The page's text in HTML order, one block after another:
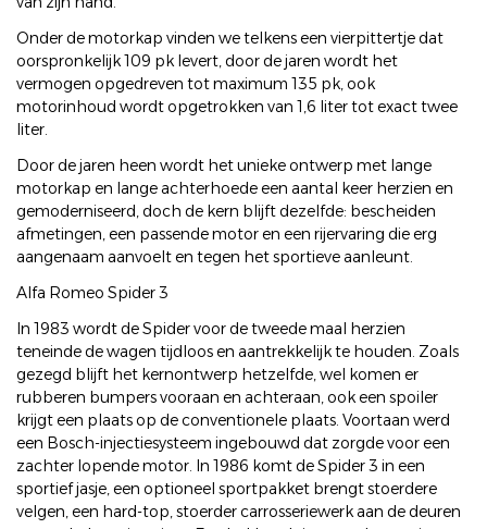
Onder de motorkap vinden we telkens een vierpittertje dat
oorspronkelijk 109 pk levert, door de jaren wordt het
vermogen opgedreven tot maximum 135 pk, ook
motorinhoud wordt opgetrokken van 1,6 liter tot exact twee
liter.
Door de jaren heen wordt het unieke ontwerp met lange
motorkap en lange achterhoede een aantal keer herzien en
gemoderniseerd, doch de kern blijft dezelfde: bescheiden
afmetingen, een passende motor en een rijervaring die erg
aangenaam aanvoelt en tegen het sportieve aanleunt.
Alfa Romeo Spider 3
In 1983 wordt de Spider voor de tweede maal herzien
teneinde de wagen tijdloos en aantrekkelijk te houden. Zoals
gezegd blijft het kernontwerp hetzelfde, wel komen er
rubberen bumpers vooraan en achteraan, ook een spoiler
krijgt een plaats op de conventionele plaats. Voortaan werd
een Bosch-injectiesysteem ingebouwd dat zorgde voor een
zachter lopende motor. In 1986 komt de Spider 3 in een
sportief jasje, een optioneel sportpakket brengt stoerdere
velgen, een hard-top, stoerder carrosseriewerk aan de deuren